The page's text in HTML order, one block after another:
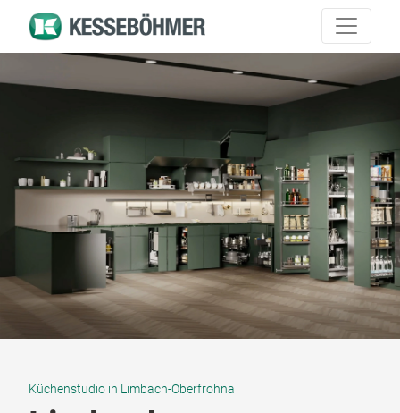
Küchenstudio in Limbach-Oberfrohna